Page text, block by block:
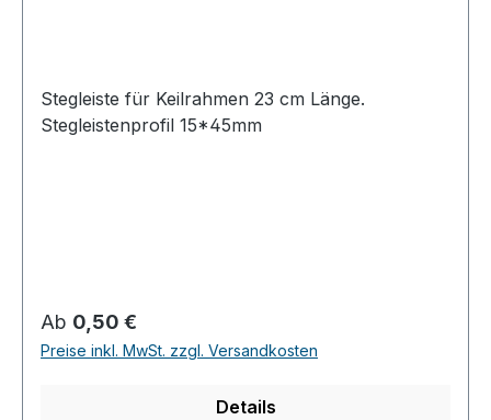
Stegleiste für Keilrahmen 23 cm Länge.
Stegleistenprofil 15*45mm
Regulärer Preis:
Ab 0,50 €
Preise inkl. MwSt. zzgl. Versandkosten
Details